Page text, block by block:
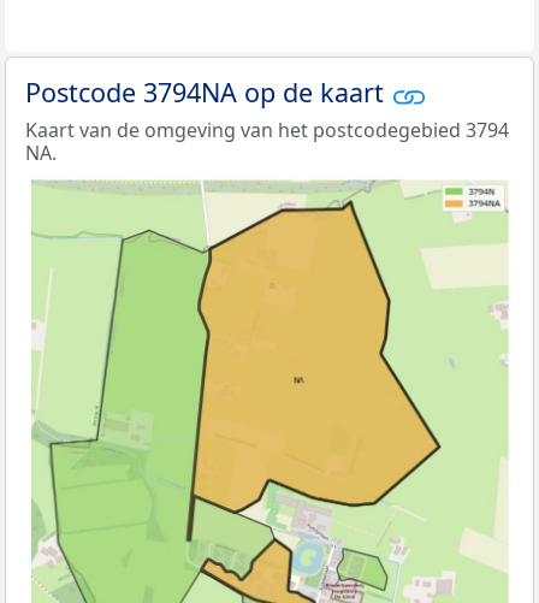
Postcode 3794NA op de kaart
Kaart van de omgeving van het postcodegebied 3794
NA.